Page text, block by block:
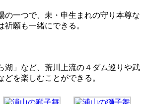
の一つで、未・申生まれの守り本尊な
願も一緒にできる。
湖」など、荒川上流の４ダム巡りや武
どを楽しむことができる。